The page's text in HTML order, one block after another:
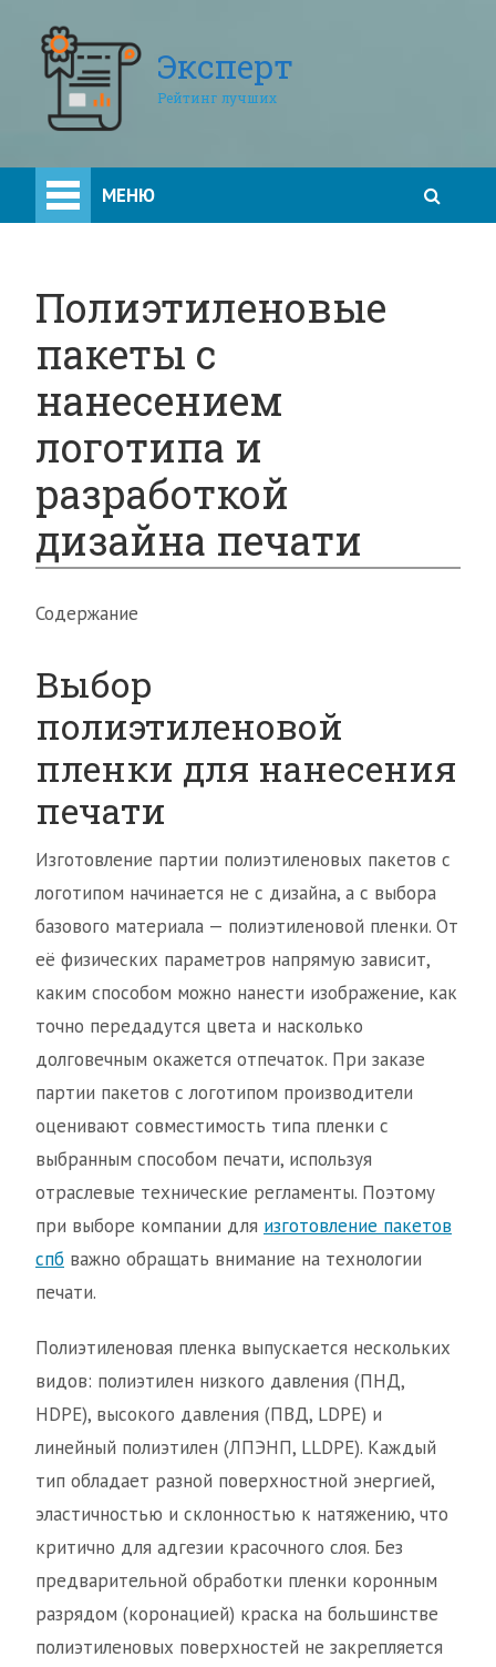
Эксперт
Рейтинг лучших
МЕНЮ
Полиэтиленовые
пакеты с
нанесением
логотипа и
разработкой
дизайна печати
Содержание
Выбор
полиэтиленовой
пленки для нанесения
печати
Изготовление партии полиэтиленовых пакетов с
логотипом начинается не с дизайна, а с выбора
базового материала — полиэтиленовой пленки. От
её физических параметров напрямую зависит,
каким способом можно нанести изображение, как
точно передадутся цвета и насколько
долговечным окажется отпечаток. При заказе
партии пакетов с логотипом производители
оценивают совместимость типа пленки с
выбранным способом печати, используя
отраслевые технические регламенты. Поэтому
при выборе компании для изготовление пакетов
спб важно обращать внимание на технологии
печати.
Полиэтиленовая пленка выпускается нескольких
видов: полиэтилен низкого давления (ПНД,
HDPE), высокого давления (ПВД, LDPE) и
линейный полиэтилен (ЛПЭНП, LLDPE). Каждый
тип обладает разной поверхностной энергией,
эластичностью и склонностью к натяжению, что
критично для адгезии красочного слоя. Без
предварительной обработки пленки коронным
разрядом (коронацией) краска на большинстве
полиэтиленовых поверхностей не закрепляется